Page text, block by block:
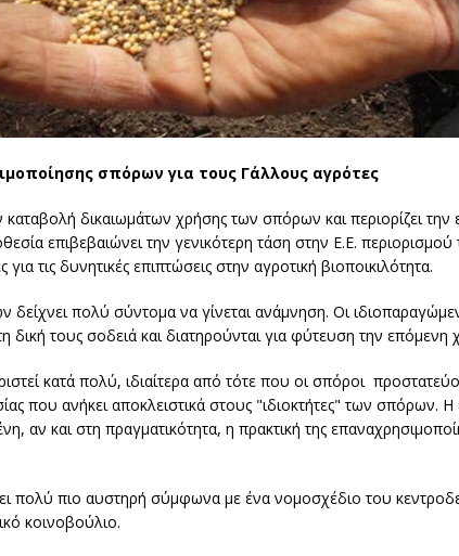
σπόρων για τους Γάλλους αγρότες
δικαιωμάτων χρήσης των σπόρων και περιορίζει
επιβεβαιώνει την γενικότερη τάση στην Ε.Ε.
τις δυνητικές επιπτώσεις στην αγροτική βιοποικιλότητα.
πολύ σύντομα να γίνεται ανάμνηση. Οι
τους σοδειά και διατηρούνται για φύτευση την επόμενη
κατά πολύ, ιδιαίτερα από τότε που οι σπόροι
που ανήκει αποκλειστικά στους "ιδιοκτήτες" των
αν και στη πραγματικότητα, η πρακτική της
πολύ πιο αυστηρή σύμφωνα με ένα νομοσχέδιο του
κοινοβούλιο.